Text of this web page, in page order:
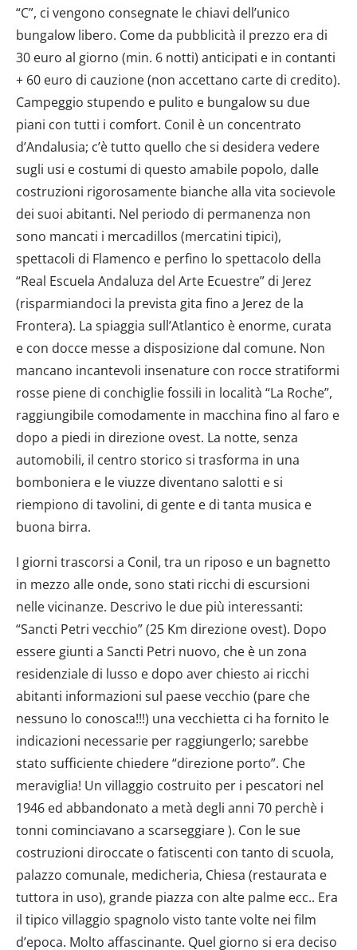
“C”, ci vengono consegnate le chiavi dell’unico
bungalow libero. Come da pubblicità il prezzo era di
30 euro al giorno (min. 6 notti) anticipati e in contanti
+ 60 euro di cauzione (non accettano carte di credito).
Campeggio stupendo e pulito e bungalow su due
piani con tutti i comfort. Conil è un concentrato
d’Andalusia; c’è tutto quello che si desidera vedere
sugli usi e costumi di questo amabile popolo, dalle
costruzioni rigorosamente bianche alla vita socievole
dei suoi abitanti. Nel periodo di permanenza non
sono mancati i mercadillos (mercatini tipici),
spettacoli di Flamenco e perfino lo spettacolo della
“Real Escuela Andaluza del Arte Ecuestre” di Jerez
(risparmiandoci la prevista gita fino a Jerez de la
Frontera). La spiaggia sull’Atlantico è enorme, curata
e con docce messe a disposizione dal comune. Non
mancano incantevoli insenature con rocce stratiformi
rosse piene di conchiglie fossili in località “La Roche”,
raggiungibile comodamente in macchina fino al faro e
dopo a piedi in direzione ovest. La notte, senza
automobili, il centro storico si trasforma in una
bomboniera e le viuzze diventano salotti e si
riempiono di tavolini, di gente e di tanta musica e
buona birra.
I giorni trascorsi a Conil, tra un riposo e un bagnetto
in mezzo alle onde, sono stati ricchi di escursioni
nelle vicinanze. Descrivo le due più interessanti:
“Sancti Petri vecchio” (25 Km direzione ovest). Dopo
essere giunti a Sancti Petri nuovo, che è un zona
residenziale di lusso e dopo aver chiesto ai ricchi
abitanti informazioni sul paese vecchio (pare che
nessuno lo conosca!!!) una vecchietta ci ha fornito le
indicazioni necessarie per raggiungerlo; sarebbe
stato sufficiente chiedere “direzione porto”. Che
meraviglia! Un villaggio costruito per i pescatori nel
1946 ed abbandonato a metà degli anni 70 perchè i
tonni cominciavano a scarseggiare ). Con le sue
costruzioni diroccate o fatiscenti con tanto di scuola,
palazzo comunale, medicheria, Chiesa (restaurata e
tuttora in uso), grande piazza con alte palme ecc.. Era
il tipico villaggio spagnolo visto tante volte nei film
d’epoca. Molto affascinante. Quel giorno si era deciso